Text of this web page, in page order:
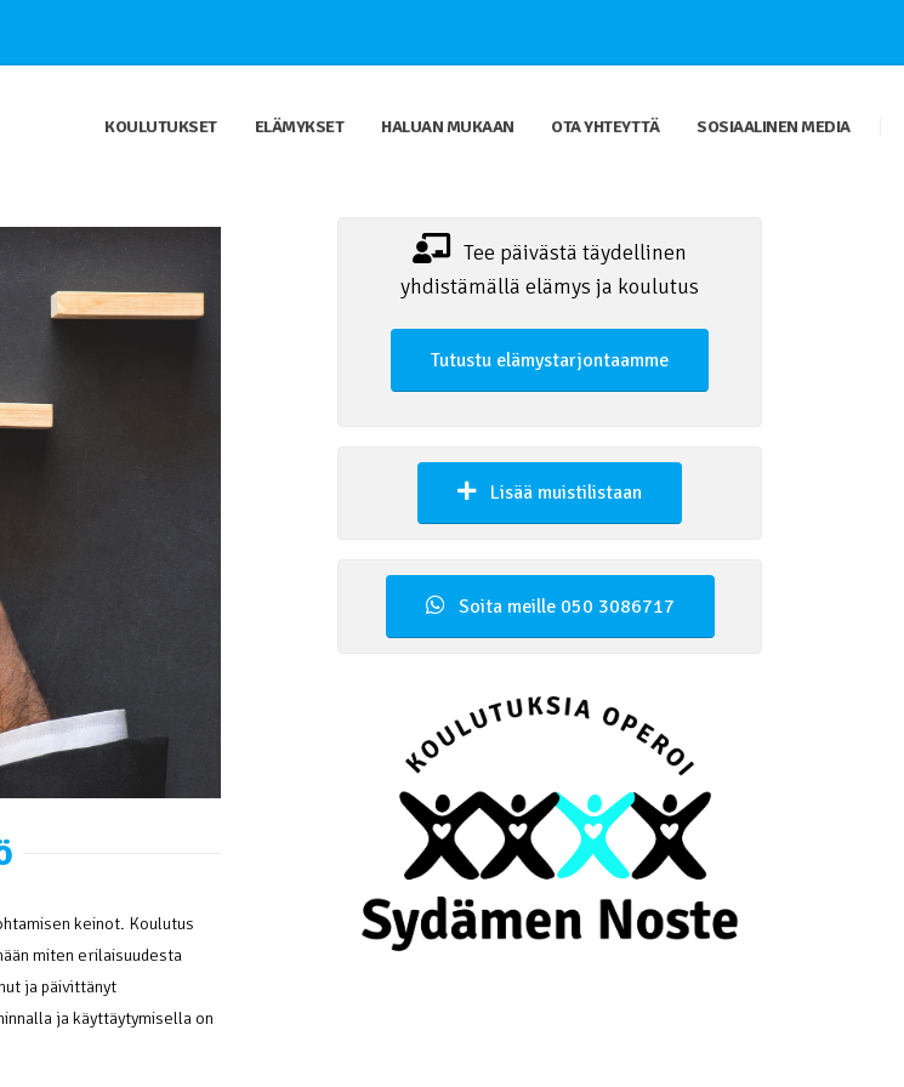
KOULUTUKSET ELÄMYKSET HALUAN MUKAAN OTA YHTEYTTÄ SOSIAALINEN MEDIA
keinot. Koulutus
miten erilaisuudesta
ja päivittänyt
ja käyttäytymisella on
Tee päivästä täydellinen
yhdistämällä elämys ja koulutus
Tutustu elämystarjontaamme
Lisää muistilistaan
Soita meille 050 3086717